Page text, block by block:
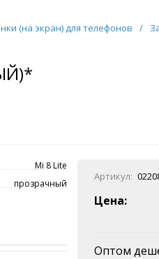
(на экран) для телефонов /
Mi 8 Lite
прозрачный
Артикул:
Цена:
Оптом